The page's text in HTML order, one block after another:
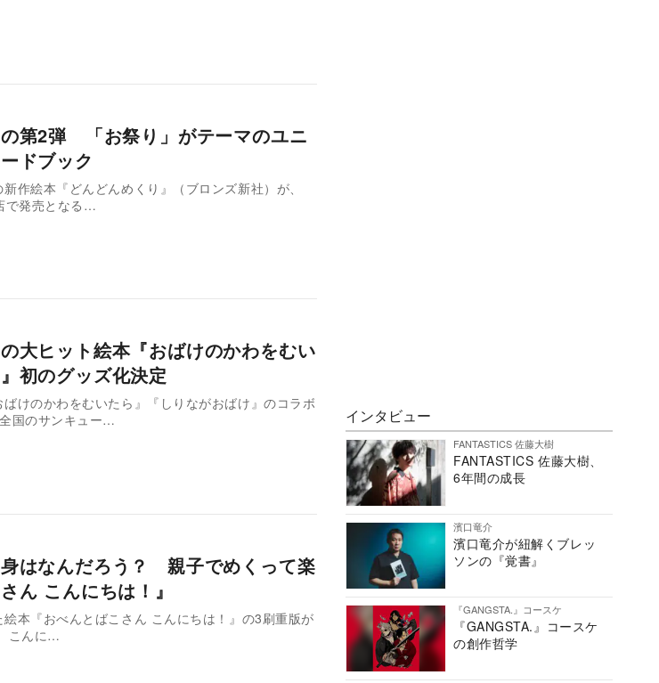
第2弾 「お祭り」がテーマのユニ
ドブック
作絵本『どんどんめくり』（ブロンズ新社）が、
で発売となる…
大ヒット絵本『おばけのかわをむい
初のグッズ化決定
けのかわをむいたら』『しりながおばけ』のコラボ
国のサンキュー…
身はなんだろう？ 親子でめくって楽
ん こんにちは！』
本『おべんとばこさん こんにちは！』の3刷重版が
ん こんに…
インタビュー
FANTASTICS 佐藤大樹
FANTASTICS 佐藤大樹、
6年間の成長
濱口竜介
濱口竜介が紐解くブレッ
ソンの『覚書』
『GANGSTA.』コースケ
『GANGSTA.』コースケ
の創作哲学